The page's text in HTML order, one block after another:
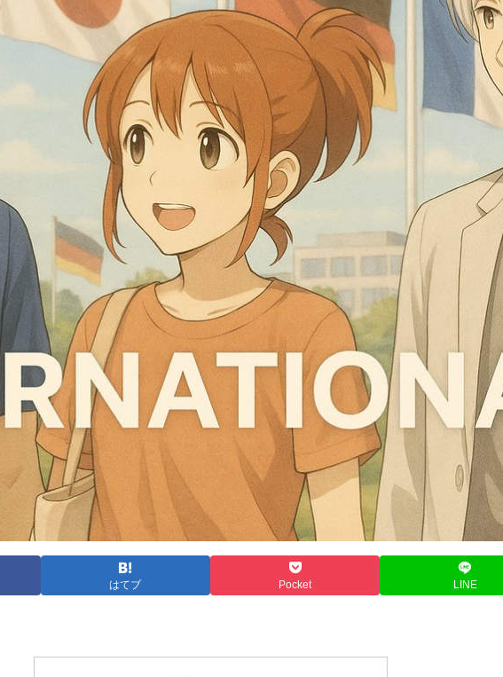
はてブ Pocket LINE